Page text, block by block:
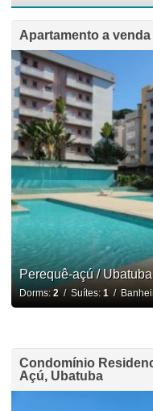
Apartamento a
Perequê-açú /
Dorms: 2/ Suítes: 1/
Condomínio
Açú, Ubatuba